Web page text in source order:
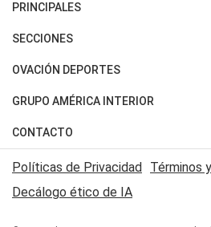
PRINCIPALES
Últimas Noticias
Política
Judiciales
Economia
SECCIONES
Horóscopo
Motores
Trucos caseros
Series y Películas
Edictos y Solicitadas
OVACIÓN DEPORTES
Fútbol
Mundial
Automovilismo
Rugby
GRUPO AMÉRICA INTERIOR
Canal 7 en Vivo
CONTACTO
Acerca de Nosotros
Contactanos
Políticas de Privacidad Términos
Decálogo ético de IA